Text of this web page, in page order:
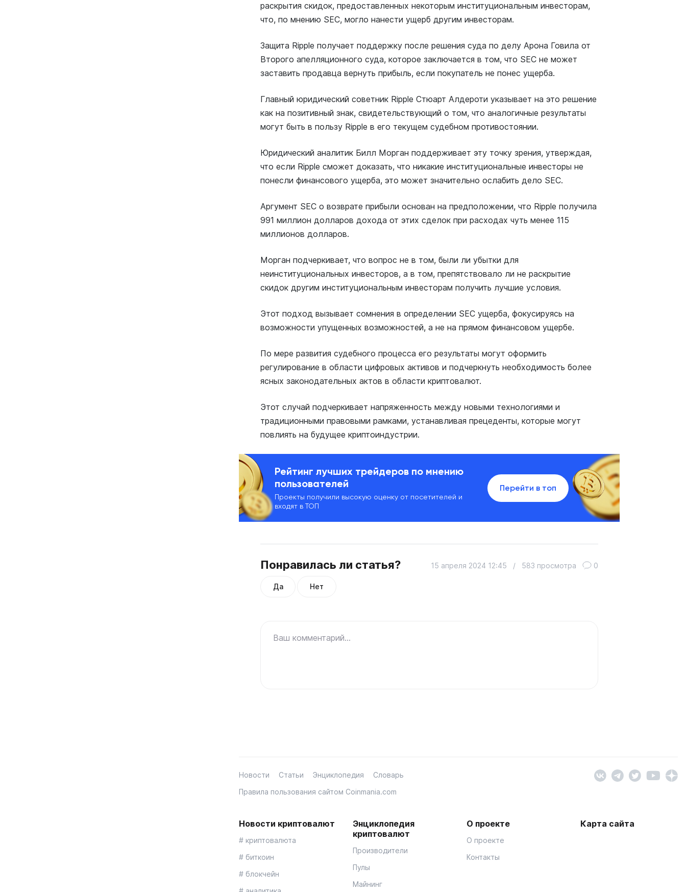
раскрытия скидок, предоставленных некоторым институциональным инвесторам,
что, по мнению SEC, могло нанести ущерб другим инвесторам.
Защита Ripple получает поддержку после решения суда по делу Арона Говила от
Второго апелляционного суда, которое заключается в том, что SEC не может
заставить продавца вернуть прибыль, если покупатель не понес ущерба.
Главный юридический советник Ripple Стюарт Алдероти указывает на это решение
как на позитивный знак, свидетельствующий о том, что аналогичные результаты
могут быть в пользу Ripple в его текущем судебном противостоянии.
Юридический аналитик Билл Морган поддерживает эту точку зрения, утверждая,
что если Ripple сможет доказать, что никакие институциональные инвесторы не
понесли финансового ущерба, это может значительно ослабить дело SEC.
Аргумент SEC о возврате прибыли основан на предположении, что Ripple получила
991 миллион долларов дохода от этих сделок при расходах чуть менее 115
миллионов долларов.
Морган подчеркивает, что вопрос не в том, были ли убытки для
неинституциональных инвесторов, а в том, препятствовало ли не раскрытие
скидок другим институциональным инвесторам получить лучшие условия.
Этот подход вызывает сомнения в определении SEC ущерба, фокусируясь на
возможности упущенных возможностей, а не на прямом финансовом ущербе.
По мере развития судебного процесса его результаты могут оформить
регулирование в области цифровых активов и подчеркнуть необходимость более
ясных законодательных актов в области криптовалют.
Этот случай подчеркивает напряженность между новыми технологиями и
традиционными правовыми рамками, устанавливая прецеденты, которые могут
повлиять на будущее криптоиндустрии.
Рейтинг лучших трейдеров по мнению
пользователей
Проекты получили высокую оценку от посетителей и
входят в ТОП
Перейти в топ
Понравилась ли статья?
Да Нет
15 апреля 2024 12:45 / 583 просмотра 0
Ваш комментарий...
Новости Статьи Энциклопедия
Словарь
Правила пользования сайтом Coinmania.com
Новости криптовалют
# криптовалюта
# биткоин
# блокчейн
Энциклопедия
криптовалют
Производители
Пулы
Майнинг
О проекте
О проекте
Контакты
Карта сайта